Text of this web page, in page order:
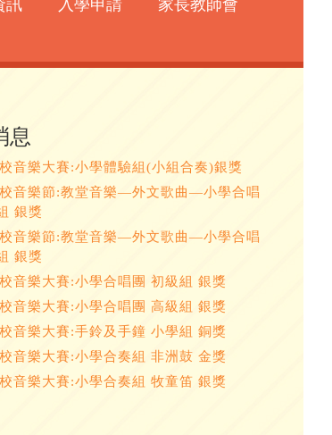
訊 入學申請
家長教師會
息
音樂大賽:小學體驗組(小組合奏)銀獎
音樂節:教堂音樂—外文歌曲—小學合唱
銀獎
音樂節:教堂音樂—外文歌曲—小學合唱
銀獎
音樂大賽:小學合唱團 初級組 銀獎
音樂大賽:小學合唱團 高級組 銀獎
音樂大賽:手鈴及手鐘 小學組 銅獎
音樂大賽:小學合奏組 非洲鼓 金獎
音樂大賽:小學合奏組 牧童笛 銀獎